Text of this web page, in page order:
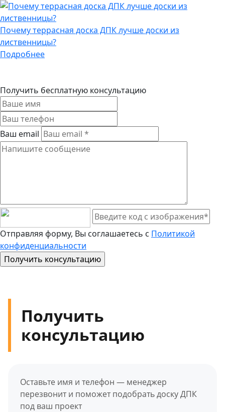
Почему террасная доска ДПК лучше доски из
лиственницы?
Подробнее
Получить бесплатную консультацию
Ваш email
Отправляя форму, Вы соглашаетесь с Политикой
конфиденциальности
Получить
консультацию
Оставьте имя и телефон — менеджер
перезвонит и поможет подобрать доску ДПК
под ваш проект